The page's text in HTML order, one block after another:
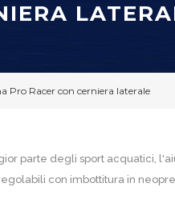
Pro Racer con cerniera laterale
parte degli sport acquatici,
con imbottitura in